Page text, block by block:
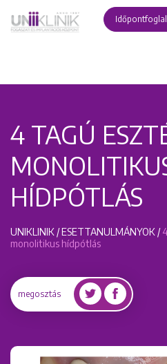
4 TAGÚ
HÍDPÓTLÁS
UNIKLINIK /ESETTANULMÁNYOK /
monolitikus hídpótlás
megosztás